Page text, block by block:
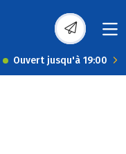
Ouvert jusqu'à 19:00